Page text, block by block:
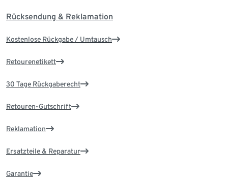
Rücksendung & Reklamation
Kostenlose Rückgabe / Umtausch
Retourenetikett
30 Tage Rückgaberecht
Retouren-Gutschrift
Reklamation
Ersatzteile & Reparatur
Garantie